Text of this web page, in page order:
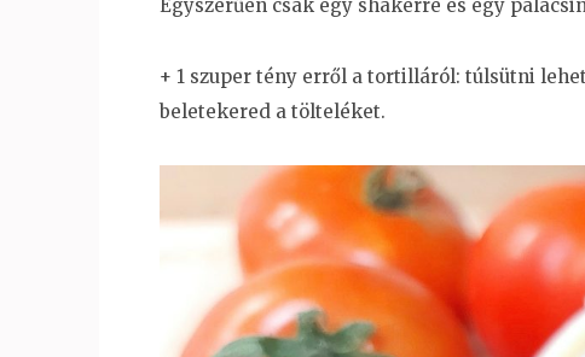
Egyszerűen csak egy shakerre és egy
+ 1 szuper tény erről a tortilláról: túlsütni
beletekered a tölteléket.